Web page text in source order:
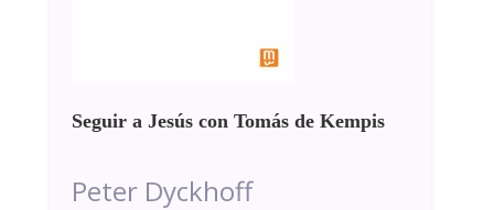
Seguir a Jesús con Tomás de Kempis
Peter Dyckhoff